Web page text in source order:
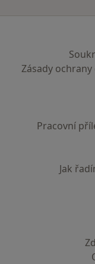
Zásady
Pracovní
Jak